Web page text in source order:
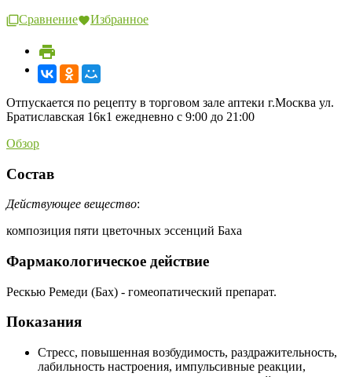
Сравнение Избранное
Отпускается по рецепту в торговом зале аптеки г.Москва ул.
Братиславская 16к1 ежедневно с 9:00 до 21:00
Обзор
Состав
Действующее вещество:
композиция пяти цветочных эссенций Баха
Фармакологическое действие
Рескью Ремеди (Бах) - гомеопатический препарат.
Показания
Стресс, повышенная возбудимость, раздражительность,
лабильность настроения, импульсивные реакции,